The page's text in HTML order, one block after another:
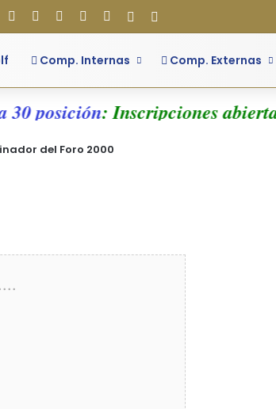
Facebook Flickr YouTubeInstagram
Acceso
Comp. Internas Comp. Externas
posición: Inscripciones abiertas
del Foro 2000